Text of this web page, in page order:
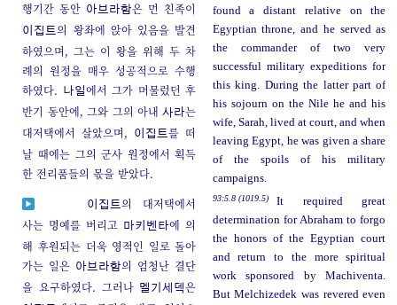
행기간 동안 아브라함은 먼 친족이
이집트의 왕좌에 앉아 있음을 발견
하였으며, 그는 이 왕을 위해 두 차
례의 원정을 매우 성공적으로 수행
하였다.
나일에서 그가 머물렀던 후
반기 동안에, 그와 그의 아내사라는
대저택에서 살았으며,
이집트를 떠
날 때에는 그의 군사 원정에서 획득
한 전리품들의 몫을 받았다.
found a distant relative on the
Egyptian throne, and he served as
the commander of two very
successful military expeditions for
this king. During the latter part of
his sojourn on the Nile he and his
wife, Sarah, lived at court, and when
leaving Egypt, he was given a share
of the spoils of his military
campaigns.
이집트의 대저택에서
사는 명예를 버리고 마키벤타에 의
해 후원되는 더욱 영적인 일로 돌아
가는 일은 아브라함의 엄청난 결단
을 요구하였다. 그러나 멜기세덱은
93:5.8 (1019.5)
It required great
determination for Abraham to forgo
the honors of the Egyptian court
and return to the more spiritual
work sponsored by Machiventa.
But Melchizedek was revered even